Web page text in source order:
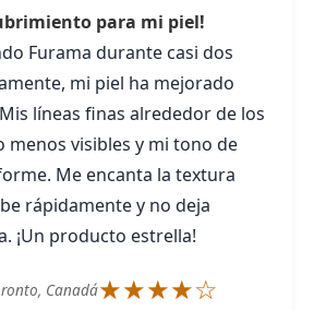
para mi piel!
Furama durante casi dos
mi piel ha mejorado
líneas finas alrededor de los
menos visibles y mi tono de
Me encanta la textura
rápidamente y no deja
¡Un producto estrella!
Canadá★★★★☆